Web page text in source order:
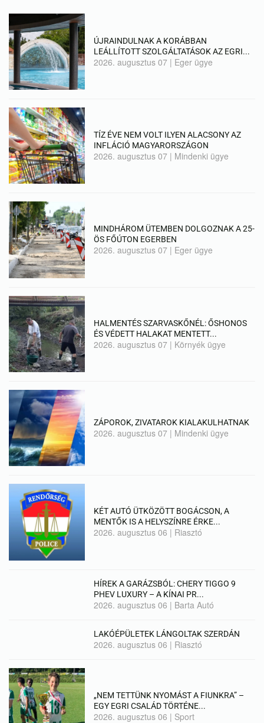
ÚJRAINDULNAK A KORÁBBAN
LEÁLLÍTOTT SZOLGÁLTATÁSOK AZ EGRI...
2026. augusztus 07 | Eger ügye
TÍZ ÉVE NEM VOLT ILYEN ALACSONY AZ
INFLÁCIÓ MAGYARORSZÁGON
2026. augusztus 07 | Mindenki ügye
MINDHÁROM ÜTEMBEN DOLGOZNAK A 25-
ÖS FŐÚTON EGERBEN
2026. augusztus 07 | Eger ügye
HALMENTÉS SZARVASKŐNÉL: ŐSHONOS
ÉS VÉDETT HALAKAT MENTETT...
2026. augusztus 07 | Környék ügye
ZÁPOROK, ZIVATAROK KIALAKULHATNAK
2026. augusztus 07 | Mindenki ügye
KÉT AUTÓ ÜTKÖZÖTT BOGÁCSON, A
MENTŐK IS A HELYSZÍNRE ÉRKE...
2026. augusztus 06 | Riasztó
HÍREK A GARÁZSBÓL: CHERY TIGGO 9
PHEV LUXURY – A KÍNAI PR...
2026. augusztus 06 | Barta Autó
LAKÓÉPÜLETEK LÁNGOLTAK SZERDÁN
2026. augusztus 06 | Riasztó
„NEM TETTÜNK NYOMÁST A FIUNKRA” –
EGY EGRI CSALÁD TÖRTÉNE...
2026. augusztus 06 | Sport